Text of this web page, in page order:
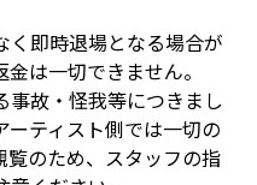
く即時退場となる場合が
は一切できません。
事故・怪我等につきまし
ティスト側では一切の
のため、スタッフの指